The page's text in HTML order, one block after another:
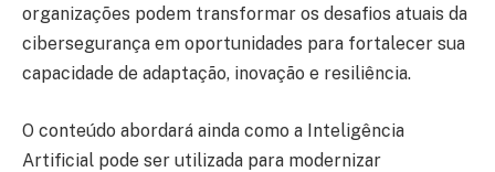
organizações podem transformar os desafios atuais da
cibersegurança em oportunidades para fortalecer sua
capacidade de adaptação, inovação e resiliência.
O conteúdo abordará ainda como a Inteligência
Artificial pode ser utilizada para modernizar